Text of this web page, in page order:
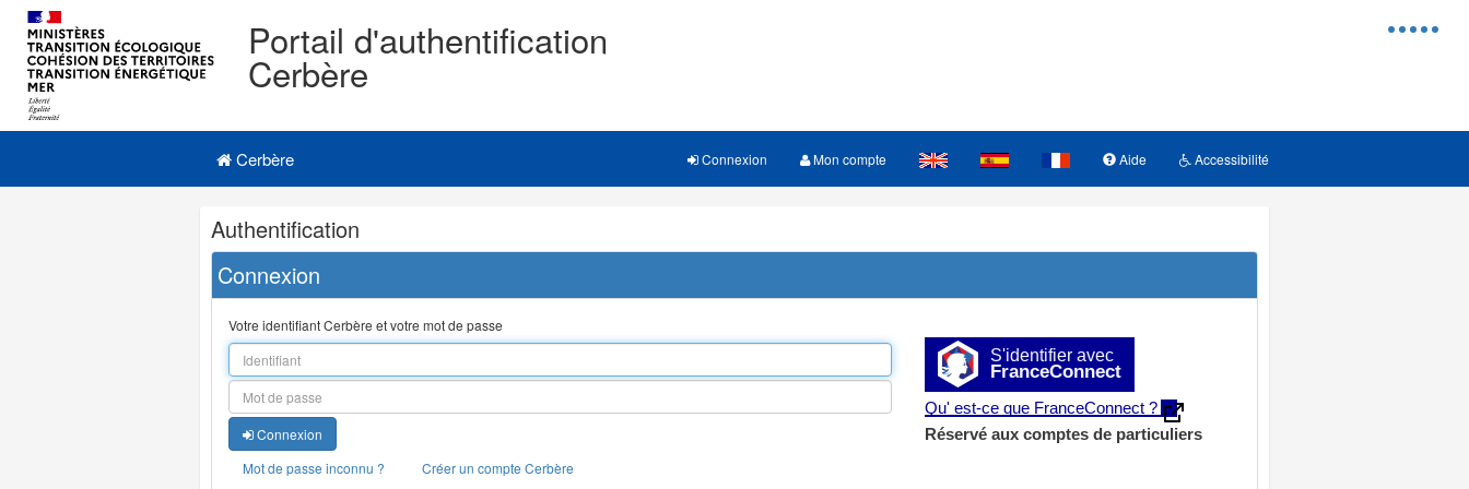
Menu
Portail d'authentification
Cerbère
Navigation
Menu principal
Cerbère Connexion Mon compte Aide Accessibilité
Navigation
et
outils
annexes
Authentification
Connexion
S'identifier avec
FranceConnect
Qu' est-ce que FranceConnect ?
Réservé aux comptes de particuliers
Votre identifiant Cerbère et votre mot de passe
Connexion
Mot de passe inconnu ?
Créer un compte Cerbère